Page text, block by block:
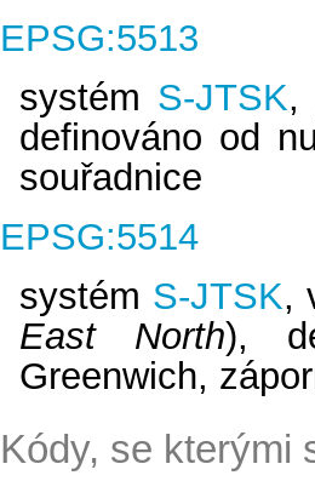
EPSG:5513
systém S-JTSK,
definováno od
souřadnice
EPSG:5514
systém S-JTSK,
East North),
Greenwich,
Kódy, se kterými